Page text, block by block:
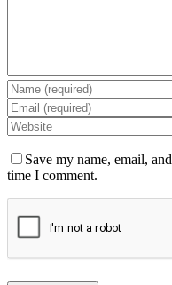
Save my name, email,
time I comment.